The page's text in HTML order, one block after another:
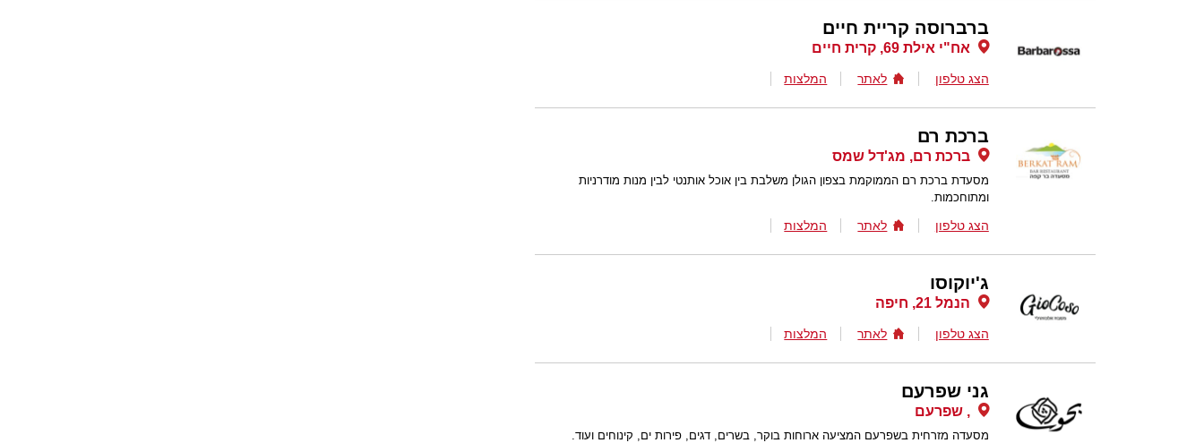
ברברוסה קריית חיים
אח"י אילת 69, קרית חיים
הצג טלפון לאתר המלצות
ברכת רם
ברכת רם, מג'דל שמס
מסעדת ברכת רם הממוקמת בצפון הגולן משלבת בין אוכל אותנטי לבין מנות מודרניות
ומתוחכמות.
הצג טלפון לאתר המלצות
ג'יוקוסו
הנמל 21, חיפה
הצג טלפון לאתר המלצות
גני שפרעם
, שפרעם
מסעדה מזרחית בשפרעם המציעה ארוחות בוקר, בשרים, דגים, פירות ים, קינוחים ועוד.